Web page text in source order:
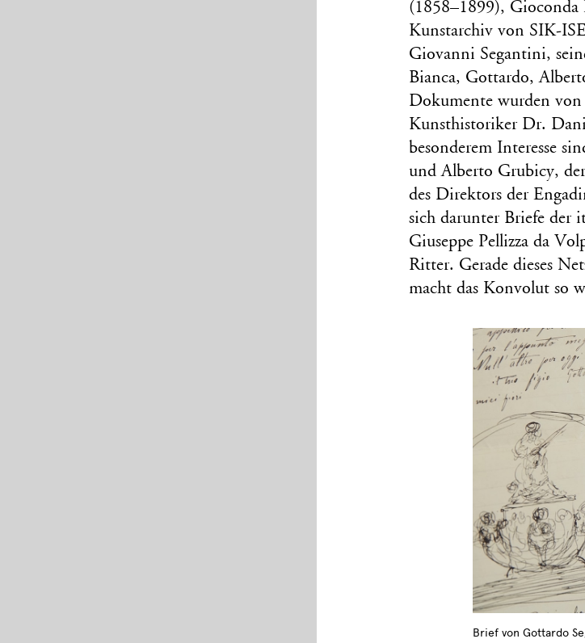
(1858–1899), Gioconda
Kunstarchiv von SIK-
Giovanni Segantini,
Bianca, Gottardo,
Dokumente wurden
Kunsthistoriker Dr.
besonderem Interesse
und Alberto Grubicy,
des Direktors der
sich darunter Briefe der
Giuseppe Pellizza da
Ritter. Gerade dieses
macht das Konvolut so
Brief von Gottardo